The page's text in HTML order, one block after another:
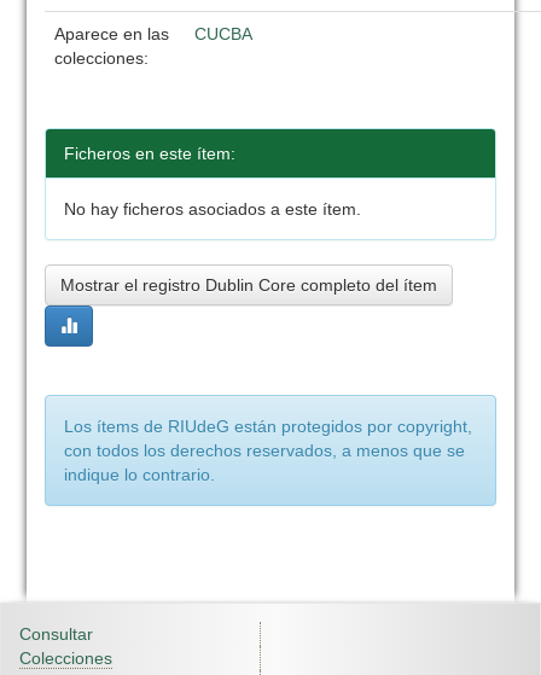
Aparece en las
colecciones:
CUCBA
Ficheros en este ítem:
No hay ficheros asociados a este ítem.
Mostrar el registro Dublin Core completo del ítem
Los ítems de RIUdeG están protegidos por copyright,
con todos los derechos reservados, a menos que se
indique lo contrario.
Consultar
Colecciones